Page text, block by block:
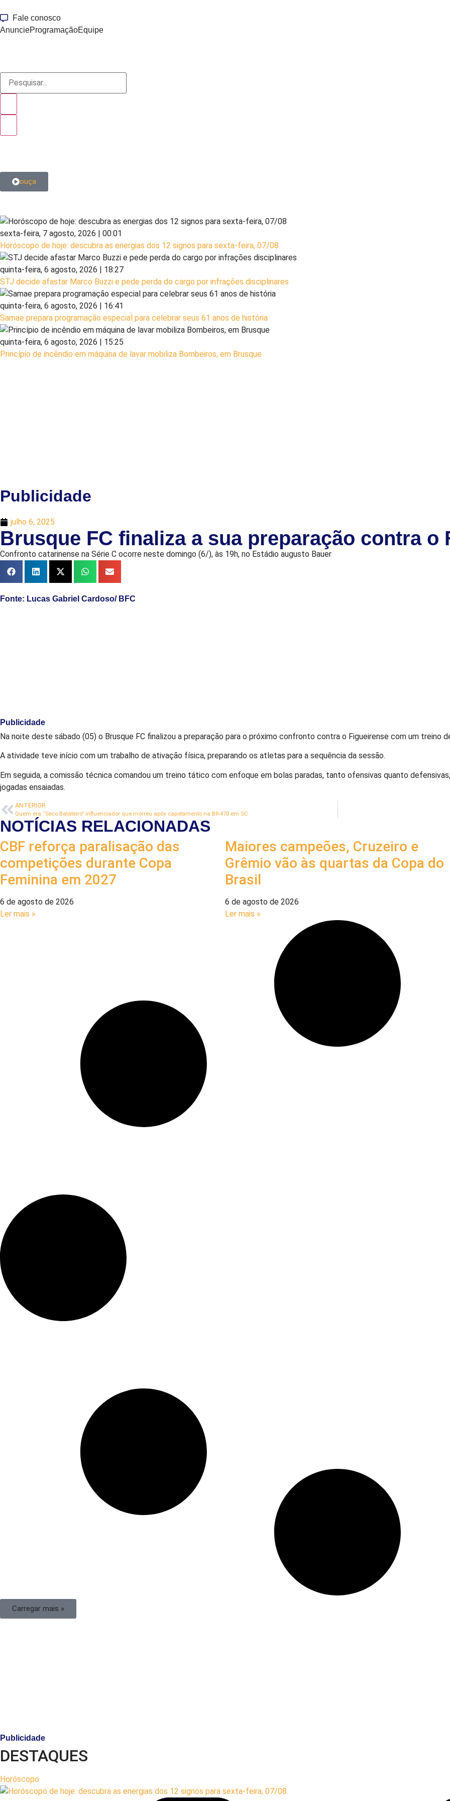
Fale conosco
AnuncieProgramaçãoEquipe
ouça
sexta-feira, 7 agosto, 2026 | 00:01
Horóscopo de hoje: descubra as energias dos 12 signos para sexta-feira, 07/08
quinta-feira, 6 agosto, 2026 | 18:27
STJ decide afastar Marco Buzzi e pede perda do cargo por infrações disciplinares
quinta-feira, 6 agosto, 2026 | 16:41
Samae prepara programação especial para celebrar seus 61 anos de história
quinta-feira, 6 agosto, 2026 | 15:25
Princípio de incêndio em máquina de lavar mobiliza Bombeiros, em Brusque
Publicidade
julho 6, 2025
Brusque FC finaliza a sua preparação contra o
Confronto catarinense na Série C ocorre neste domingo (6/), às 19h, no Estádio augusto Bauer
Fonte: Lucas Gabriel Cardoso/ BFC
Publicidade
Na noite deste sábado (05) o Brusque FC finalizou a preparação para o próximo confronto contra o Figueirense com um treino
A atividade teve início com um trabalho de ativação física, preparando os atletas para a sequência da sessão.
Em seguida, a comissão técnica comandou um treino tático com enfoque em bolas paradas, tanto ofensivas quanto
jogadas ensaiadas.
ANTERIOR
Quem era “Seco Batateiro” influenciador que morreu após capotamento na BR-470 em SC
NOTÍCIAS RELACIONADAS
CBF reforça paralisação das
competições durante Copa
Feminina em 2027
6 de agosto de 2026
Ler mais »
Maiores campeões, Cruzeiro e
Grêmio vão às quartas da Copa do
Brasil
6 de agosto de 2026
Ler mais »
Carregar mais »
Publicidade
DESTAQUES
Horóscopo